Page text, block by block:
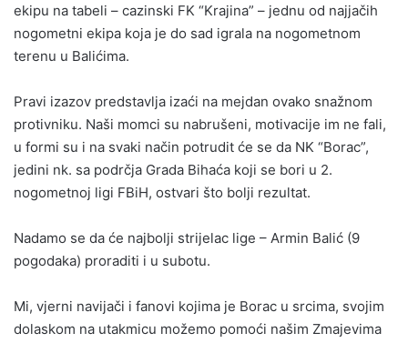
ekipu na tabeli – cazinski FK “Krajina” – jednu od najjačih
nogometni ekipa koja je do sad igrala na nogometnom
terenu u Balićima.
Pravi izazov predstavlja izaći na mejdan ovako snažnom
protivniku. Naši momci su nabrušeni, motivacije im ne fali,
u formi su i na svaki način potrudit će se da NK “Borac”,
jedini nk. sa podrčja Grada Bihaća koji se bori u 2.
nogometnoj ligi FBiH, ostvari što bolji rezultat.
Nadamo se da će najbolji strijelac lige – Armin Balić (9
pogodaka) proraditi i u subotu.
Mi, vjerni navijači i fanovi kojima je Borac u srcima, svojim
dolaskom na utakmicu možemo pomoći našim Zmajevima